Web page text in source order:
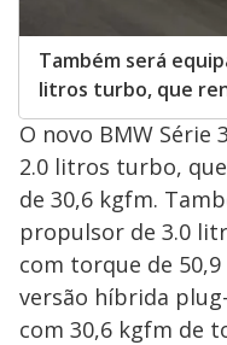
Também será
litros turbo, que
O novo BMW Série
2.0 litros turbo,
de 30,6 kgfm.
propulsor de 3.0
com torque de
versão híbrida
com 30,6 kgfm de